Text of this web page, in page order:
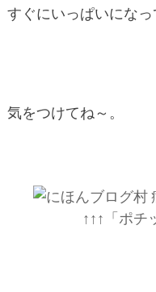
すぐにいっぱいになっ
気をつけてね～。
↑↑↑「ポチ